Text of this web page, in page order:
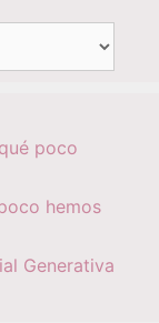
poco
hemos
Generativa